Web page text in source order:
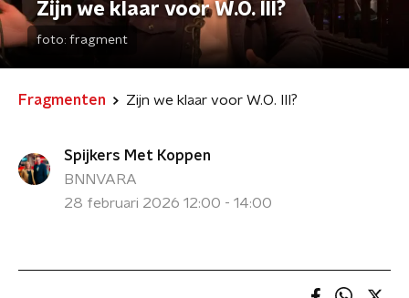
Zijn we klaar voor W.O. III?
foto: fragment
Fragmenten Zijn we klaar voor W.O. III?
Spijkers Met Koppen
BNNVARA
28 februari 2026 12:00 - 14:00